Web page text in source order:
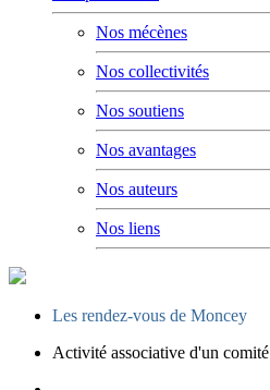
Nos mécènes
Nos collectivités
Nos soutiens
Nos avantages
Nos auteurs
Nos liens
Les rendez-vous de Moncey
Activité associative d'un comité